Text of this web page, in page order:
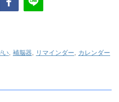
い, 補脳器, リマインダー, カレンダー